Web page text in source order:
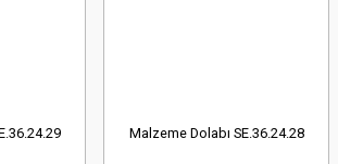
Malzeme Dolabı SE.36.24.28